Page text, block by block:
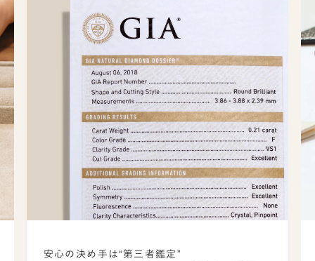
安心の決め手は“第三者鑑定”